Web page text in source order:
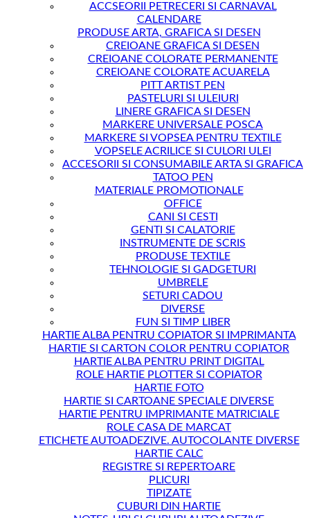
ACCSEORII PETRECERI SI CARNAVAL
CALENDARE
PRODUSE ARTA, GRAFICA SI DESEN
CREIOANE GRAFICA SI DESEN
CREIOANE COLORATE PERMANENTE
CREIOANE COLORATE ACUARELA
PITT ARTIST PEN
PASTELURI SI ULEIURI
LINERE GRAFICA SI DESEN
MARKERE UNIVERSALE POSCA
MARKERE SI VOPSEA PENTRU TEXTILE
VOPSELE ACRILICE SI CULORI ULEI
ACCESORII SI CONSUMABILE ARTA SI GRAFICA
TATOO PEN
MATERIALE PROMOTIONALE
OFFICE
CANI SI CESTI
GENTI SI CALATORIE
INSTRUMENTE DE SCRIS
PRODUSE TEXTILE
TEHNOLOGIE SI GADGETURI
UMBRELE
SETURI CADOU
DIVERSE
FUN SI TIMP LIBER
HARTIE ALBA PENTRU COPIATOR SI IMPRIMANTA
HARTIE SI CARTON COLOR PENTRU COPIATOR
HARTIE ALBA PENTRU PRINT DIGITAL
ROLE HARTIE PLOTTER SI COPIATOR
HARTIE FOTO
HARTIE SI CARTOANE SPECIALE DIVERSE
HARTIE PENTRU IMPRIMANTE MATRICIALE
ROLE CASA DE MARCAT
ETICHETE AUTOADEZIVE. AUTOCOLANTE DIVERSE
HARTIE CALC
REGISTRE SI REPERTOARE
PLICURI
TIPIZATE
CUBURI DIN HARTIE